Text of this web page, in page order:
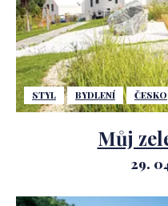
STYL BYDLENÍ ČESKO
Můj
29.